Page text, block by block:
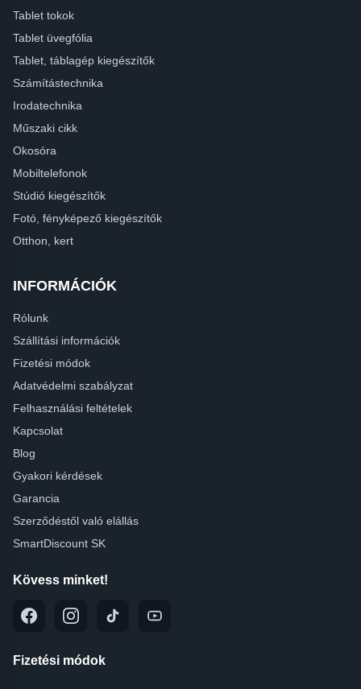
Tablet tokok
Tablet üvegfólia
Tablet, táblagép kiegészítők
Számítástechnika
Irodatechnika
Műszaki cikk
Okosóra
Mobiltelefonok
Stúdió kiegészítők
Fotó, fényképező kiegészítők
Otthon, kert
INFORMÁCIÓK
Rólunk
Szállítási információk
Fizetési módok
Adatvédelmi szabályzat
Felhasználási feltételek
Kapcsolat
Blog
Gyakori kérdések
Garancia
Szerződéstől való elállás
SmartDiscount SK
Kövess minket!
Fizetési módok